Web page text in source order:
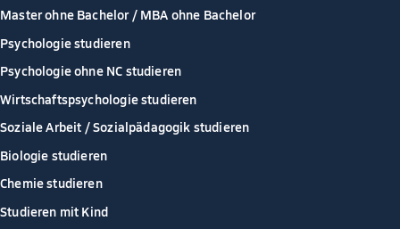
Master ohne Bachelor / MBA ohne Bachelor
Psychologie studieren
Psychologie ohne NC studieren
Wirtschaftspsychologie studieren
Soziale Arbeit / Sozialpädagogik studieren
Biologie studieren
Chemie studieren
Studieren mit Kind